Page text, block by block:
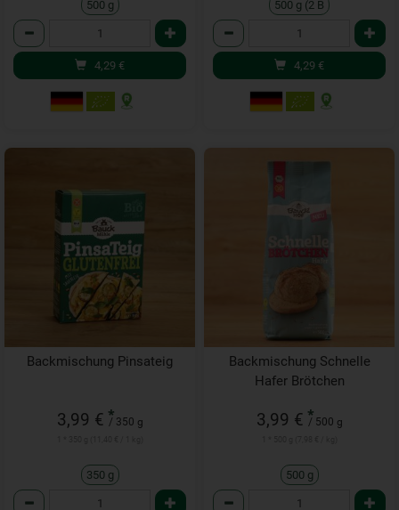
500 g
Anzahl
4,29 €
500 g (2 B
Anzahl
4,29 €
Backmischung Pinsateig
3,99 € *
/ 350 g
350 g
Anzahl
Backmischung Schnelle
Hafer Brötchen
3,99 € *
/ 500 g
500 g
Anzahl